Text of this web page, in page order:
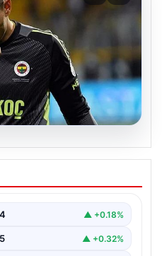
İçin Yeni
Planlıyor
kaleci rotasyonunda
▲ +0.18%
▲ +0.32%